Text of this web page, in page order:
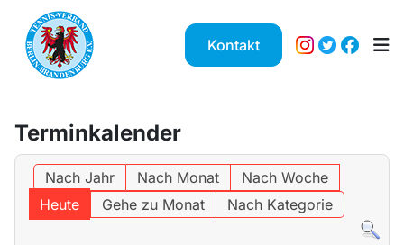
Kontakt
Terminkalender
Nach Jahr Nach Monat
Nach Woche
Heute
Gehe zu Monat Nach Kategorie